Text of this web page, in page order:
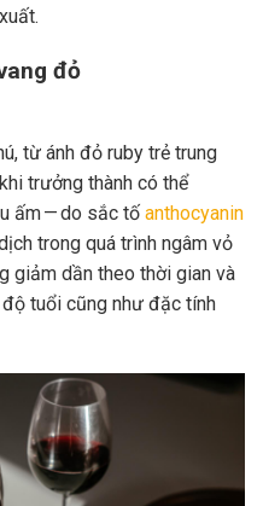
đỏ
từ ánh đỏ ruby trẻ trung
trưởng thành có thể
ấm — do sắc tố anthocyanin
trong quá trình ngâm vỏ
giảm dần theo thời gian và
tuổi cũng như đặc tính